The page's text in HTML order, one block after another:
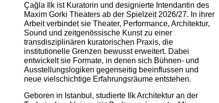
Çağla Ilk ist Kuratorin und designierte Intendantin des
Maxim Gorki Theaters ab der Spielzeit 2026/27. In ihrer
Arbeit verbindet sie Theater, Performance, Architektur,
Sound und zeitgenössische Kunst zu einer
transdisziplinären kuratorischen Praxis, die
institutionelle Grenzen bewusst erweitert. Dabei
entwickelt sie Formate, in denen sich Bühnen- und
Ausstellungslogiken gegenseitig beeinflussen und
neue vielschichtige Erfahrungsräume entstehen.
Geboren in Istanbul, studierte Ilk Architektur an der